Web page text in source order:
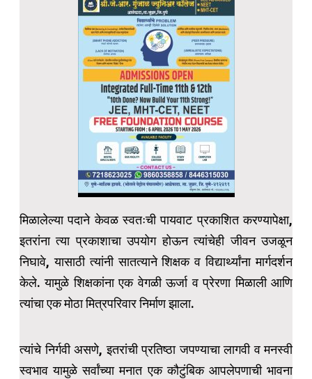
मिळालेल्या पदाने केवळ स्वतःची पायवाट प्रकाशित करण्यापेक्षा,
इतरांना त्या प्रकाशाचा उपयोग होऊन त्यांचेही जीवन उजळून
निघावे, यासाठी त्यांनी सातत्याने शिक्षक व विद्यार्थ्यांना मार्गदर्शन
केले. यामुळे शिक्षकांना एक वेगळी ऊर्जा व प्रेरणा मिळाली आणि
त्यांचा एक मोठा मित्रपरिवार निर्माण झाला.
त्यांचे निर्गवी असणे, इतरांची प्रतिष्ठा जपण्याचा लागवी व मनस्वी
स्वभाव यामुळे सर्वांच्या मनात एक कौटुंबिक आपलेपणाची भावना